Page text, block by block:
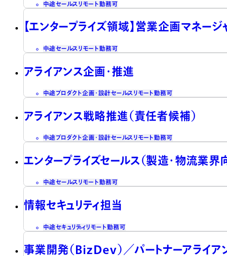
中途セールス リモート勤務可
【エンタープライズ領域】営業企画マネージ
中途セールス リモート勤務可
アライアンス企画・推進
中途プロダクト企画・設計セールス リモート勤務可
アライアンス戦略推進（責任者候補）
中途プロダクト企画・設計セールス リモート勤務可
エンタープライズセールス（製造・物流業界
中途セールス リモート勤務可
情報セキュリティ担当
中途セキュリティリモート勤務可
事業開発（BizDev）／パートナーアライア